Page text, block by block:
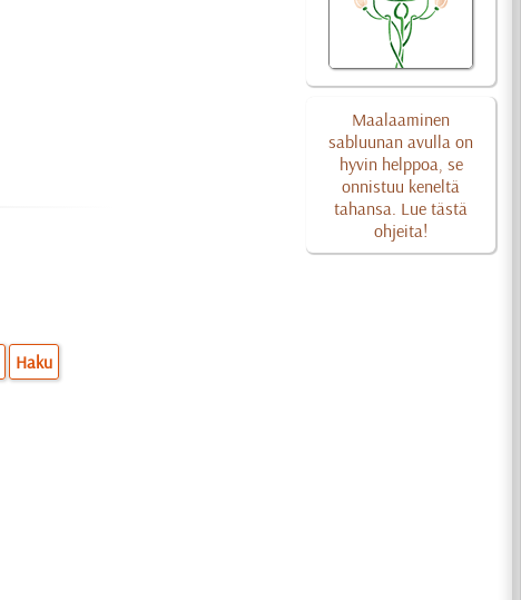
Maalaaminen
sabluunan avulla on
hyvin helppoa, se
onnistuu keneltä
tahansa. Lue tästä
ohjeita!
Haku